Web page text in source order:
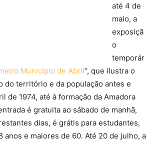
até 4 de
maio, a
exposiçã
o
temporár
Município de Abril“, que ilustra o
do território e da população antes e
de 1974, até à formação da Amadora
é gratuita ao sábado de manhã,
dias, é grátis para estudantes,
anos e maiores de 60. Até 20 de julho, a